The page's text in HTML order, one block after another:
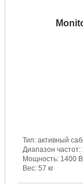
Тип: активный
Диапазон
Мощность: 1400
Вес: 57 кг